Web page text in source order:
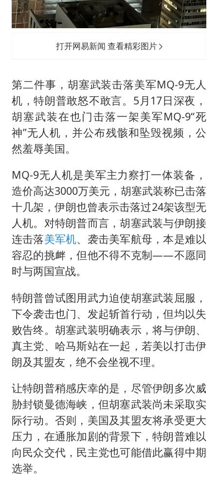
打开网易新闻 查看精彩图片
第二件事，胡塞武装击落美军MQ-9无人
机，特朗普敢怒不敢言。5月17日深夜，
胡塞武装在也门击落一架美军MQ-9“死
神”无人机，并公布残骸和坠毁视频，公
然羞辱美国。
MQ-9无人机是美军主力察打一体装备，
造价高达3000万美元，胡塞武装称已击落
十几架，伊朗也曾表示击落过24架该型无
人机。对特朗普而言，胡塞武装与伊朗接
连击落美军机、袭击美军航母，本是难以
容忍的挑衅，但他不得不克制——不愿同
时与两国宣战。
特朗普曾试图用武力迫使胡塞武装屈服，
下令袭击也门、发起斩首行动，但均以失
败告终。胡塞武装明确表示，将与伊朗、
真主党、哈马斯站在一起，若美以打击伊
朗及其盟友，绝不会坐视不理。
让特朗普稍感庆幸的是，尽管伊朗多次威
胁封锁曼德海峡，但胡塞武装尚未采取实
际行动。否则，美国及其盟友将承受更大
压力，在通胀加剧的背景下，特朗普难以
向民众交代，民主党也可能借此赢得中期
选举。